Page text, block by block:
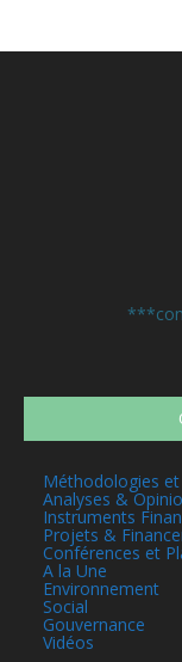
Méthodologies
Analyses &
Instruments
Projets &
Conférences et
A la Une
Environnement
Social
Gouvernance
Vidéos